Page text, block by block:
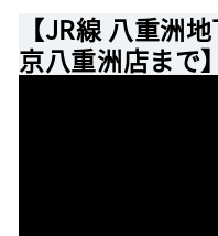
【JR線 八重洲
京八重洲店まで】